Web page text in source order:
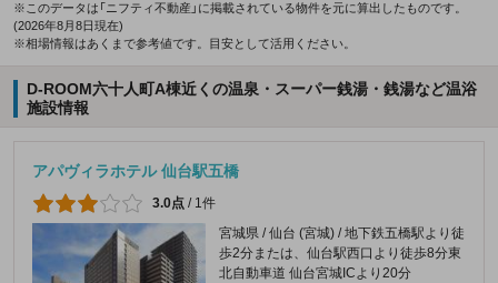
※このデータは「ニフティ不動産」に掲載されている物件を元に算出したものです。
(2026年8月8日現在)
※相場情報はあくまで参考値です。目安として活用ください。
D-ROOM六十人町A棟近くの温泉・スーパー銭湯・銭湯など温浴
施設情報
アパヴィラホテル 仙台駅五橋
3.0点 / 1件
宮城県 / 仙台 (宮城) / 地下鉄五橋駅より徒
歩2分または、仙台駅西口より徒歩8分東
北自動車道 仙台宮城ICより20分